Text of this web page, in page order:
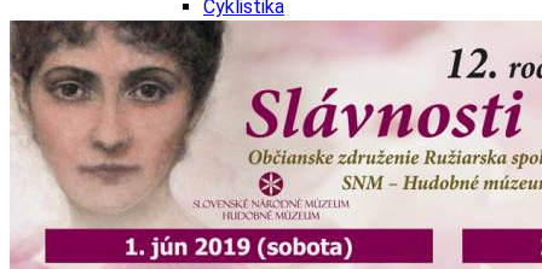
Cyklistika
Hrady
Podujatia
Výstava
Galéria
Festival
Folklór
Ubytovanie
Wellness
Gastro
Kaviarne
Kultúra a tradície